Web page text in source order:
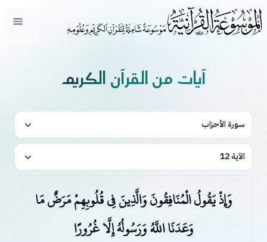
فتح
آيات من القرآن الكريم
سورة الأحزاب
الآية 12
وَإِذْ يَقُولُ الْمُنَافِقُونَ وَالَّذِينَ فِي قُلُوبِهِمْ مَرَضٌ مَا
وَعَدَنَا اللَّهُ وَرَسُولُهُ إِلَّا غُرُورًا